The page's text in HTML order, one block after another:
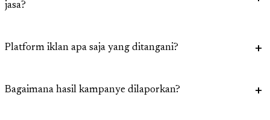
jasa?
Platform iklan apa saja yang ditangani?
Bagaimana hasil kampanye dilaporkan?